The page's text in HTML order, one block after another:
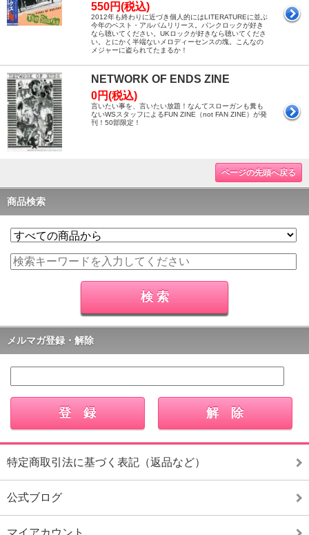
550円(税込)
2012年も終わりに近づき個人的にはLITERATUREに並ぶ
今年のベスト・アルバムリリース。パンクロックが好き
なら聴いてください。UKロックが好きなら聴いてくださ
い。とにかく半端ないメロディーセンスの塊。こんなの
メジャーに盗られてたまるか！
NETWORK OF ENDS ZINE
0円(税込)
言いたい事を、言いたい放題！なんてスローガンも糞も
ないWSスタッフによるFUN ZINE（not FAN ZINE）が発
刊！50部限定！
ページの先頭へ戻る
商品検索
メルマガ登録・解除
特定商取引法に基づく表記（返品など）
公式ブログ
マイアカウント